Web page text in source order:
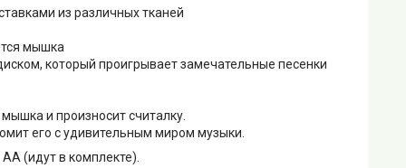
из различных тканей
мышка
который проигрывает замечательные песенки
и произносит считалку.
его с удивительным миром музыки.
(идут в комплекте).